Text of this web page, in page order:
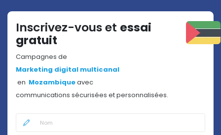
Inscrivez-vous et essai
gratuit
Campagnes de
Marketing digital multicanal
en Mozambiqueavec
communications sécurisées et personnalisées.